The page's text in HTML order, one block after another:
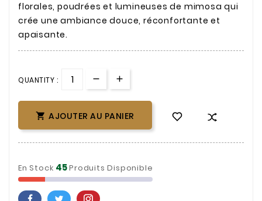
florales, poudrées et lumineuses de mimosa qui
crée une ambiance douce, réconfortante et
apaisante.
QUANTITY :
 AJOUTER AU PANIER
En Stock 45Produits Disponible